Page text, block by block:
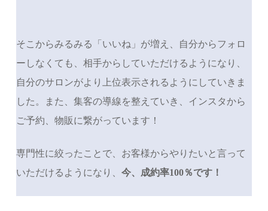
そこからみるみる「いいね」が増え、自分からフォロ
ーしなくても、相手からしていただけるようになり、
自分のサロンがより上位表示されるようにしていきま
した。また、集客の導線を整えていき、インスタから
ご予約、物販に繋がっています！
専門性に絞ったことで、お客様からやりたいと言って
いただけるようになり、今、成約率100％です！